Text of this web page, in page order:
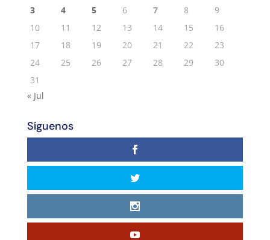
3
4 5 6 7 8
9
10
11 12 13 14 15
16
17
18 19 20 21 22
23
24
25 26 27 28 29
30
31
« Jul
Síguenos